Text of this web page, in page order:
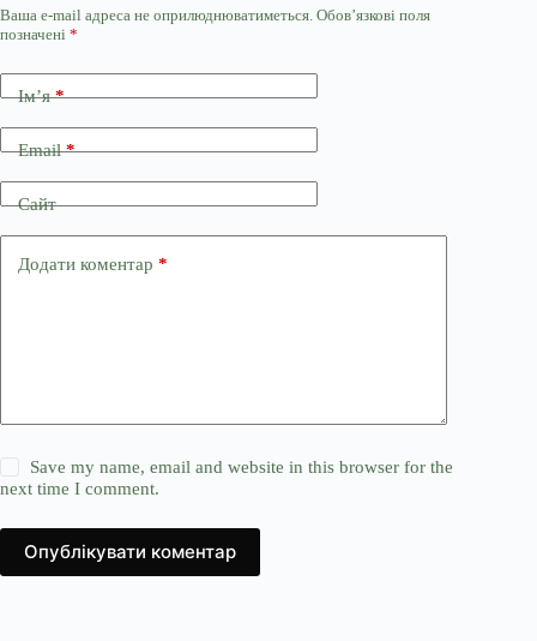
Ваша e-mail адреса не оприлюднюватиметься. Обов’язкові поля
позначені *
Ім’я*
Email*
Сайт
Додати коментар *
Save my name, email and website in this browser for the
next time I comment.
Опублікувати коментар